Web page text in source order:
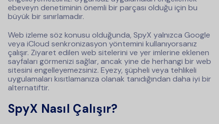
ebeveyn denetiminin önemli bir parçası olduğu için bu
büyük bir sınırlamadır.
Web izleme söz konusu olduğunda, SpyX yalnızca Google
veya iCloud senkronizasyon yöntemini kullanıyorsanız
çalışır. Ziyaret edilen web sitelerini ve yer imlerine eklenen
sayfaları görmenizi sağlar, ancak yine de herhangi bir web
sitesini engelleyemezsiniz. Eyezy, şüpheli veya tehlikeli
uygulamaları kısıtlamanıza olanak tanıdığından daha iyi bir
alternatiftir.
SpyX Nasıl Çalışır?